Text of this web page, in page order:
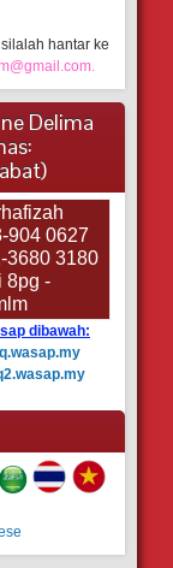
hantar ke
Delima
904 0627
3680 3180
8pg -
dibawah: